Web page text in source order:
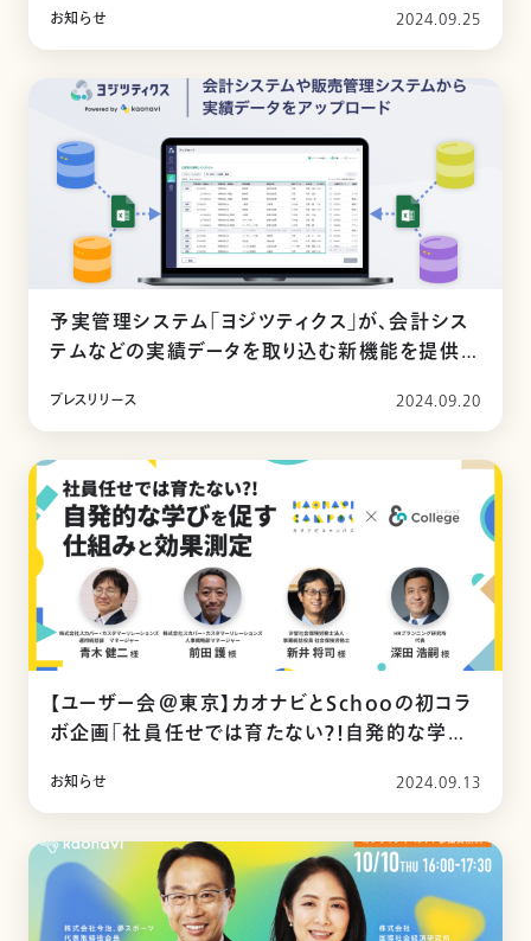
お知らせ 2024.09.25
予実管理システム「ヨジツティクス」が、会計シス
テムなどの実績データを取り込む新機能を提供
プレスリリース 2024.09.20
【ユーザー会＠東京】カオナビとSchooの初コラ
ボ企画「社員任せでは育たない？！自発的な学び
お知らせ 2024.09.13